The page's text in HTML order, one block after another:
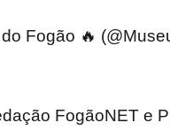
Fogão 🔥
FogãoNET e